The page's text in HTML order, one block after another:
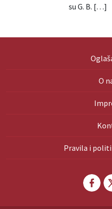
su G. B. […]
O
Pravila i